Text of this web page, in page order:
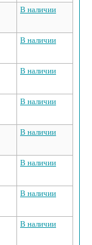
В наличии
В наличии
В наличии
В наличии
В наличии
В наличии
В наличии
В наличии